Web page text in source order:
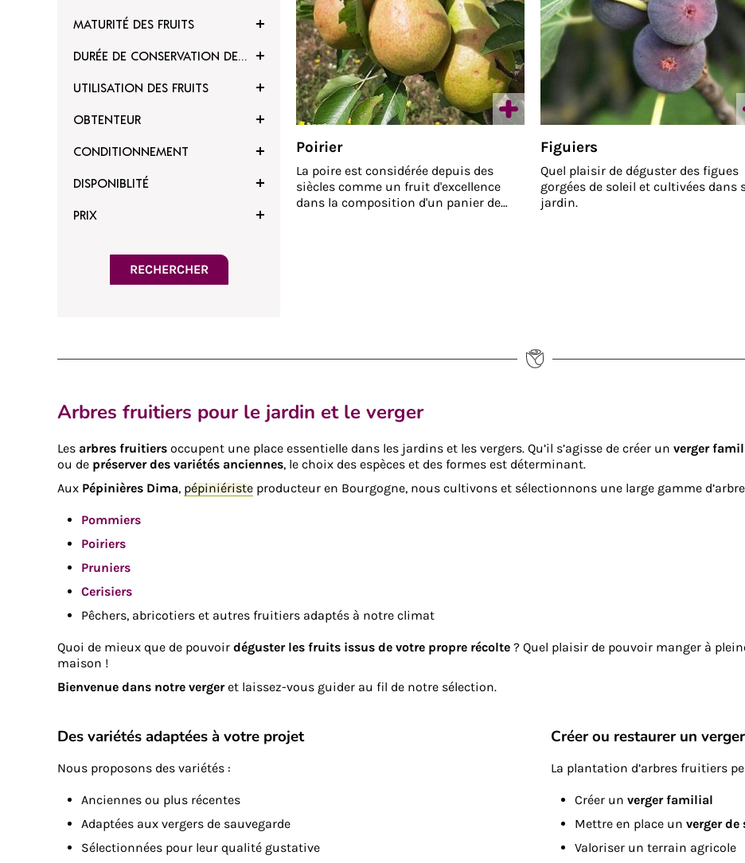
Vert
Violet
MATURITÉ DES FRUITS
UTILISATION DES FRUITS
OBTENTEUR
CONDITIONNEMENT
DISPONIBLITÉ
PRIX
RECHERCHER
Poirier
La poire est considérée depuis des
siècles comme un fruit d'excellence
dans la composition d'un panier de
Figuiers
Quel plaisir de déguster des figues
gorgées de soleil et cultivées dans
jardin.
Arbres fruitiers pour le jardin et le verger
Les arbres fruitiers occupent une place essentielle dans les jardins et les vergers. Qu’il s’agisse de créer un verger
ou de préserver des variétés anciennes, le choix des espèces et des formes est déterminant.
Aux Pépinières Dima, pépiniériste producteur en Bourgogne, nous cultivons et sélectionnons une large gamme
Pommiers
Poiriers
Pruniers
Cerisiers
Pêchers, abricotiers et autres fruitiers adaptés à notre climat
Quoi de mieux que de pouvoir déguster les fruits issus de votre propre récolte ? Quel plaisir de pouvoir manger à
maison !
Bienvenue dans notre vergeret laissez-vous guider au fil de notre sélection.
Des variétés adaptées à votre projet
Nous proposons des variétés :
Anciennes ou plus récentes
Adaptées aux vergers de sauvegarde
Sélectionnées pour leur qualité gustative
Créer ou restaurer un verger
La plantation d’arbres fruitiers
Créer un verger familial
Mettre en place un verger de
Valoriser un terrain agricole